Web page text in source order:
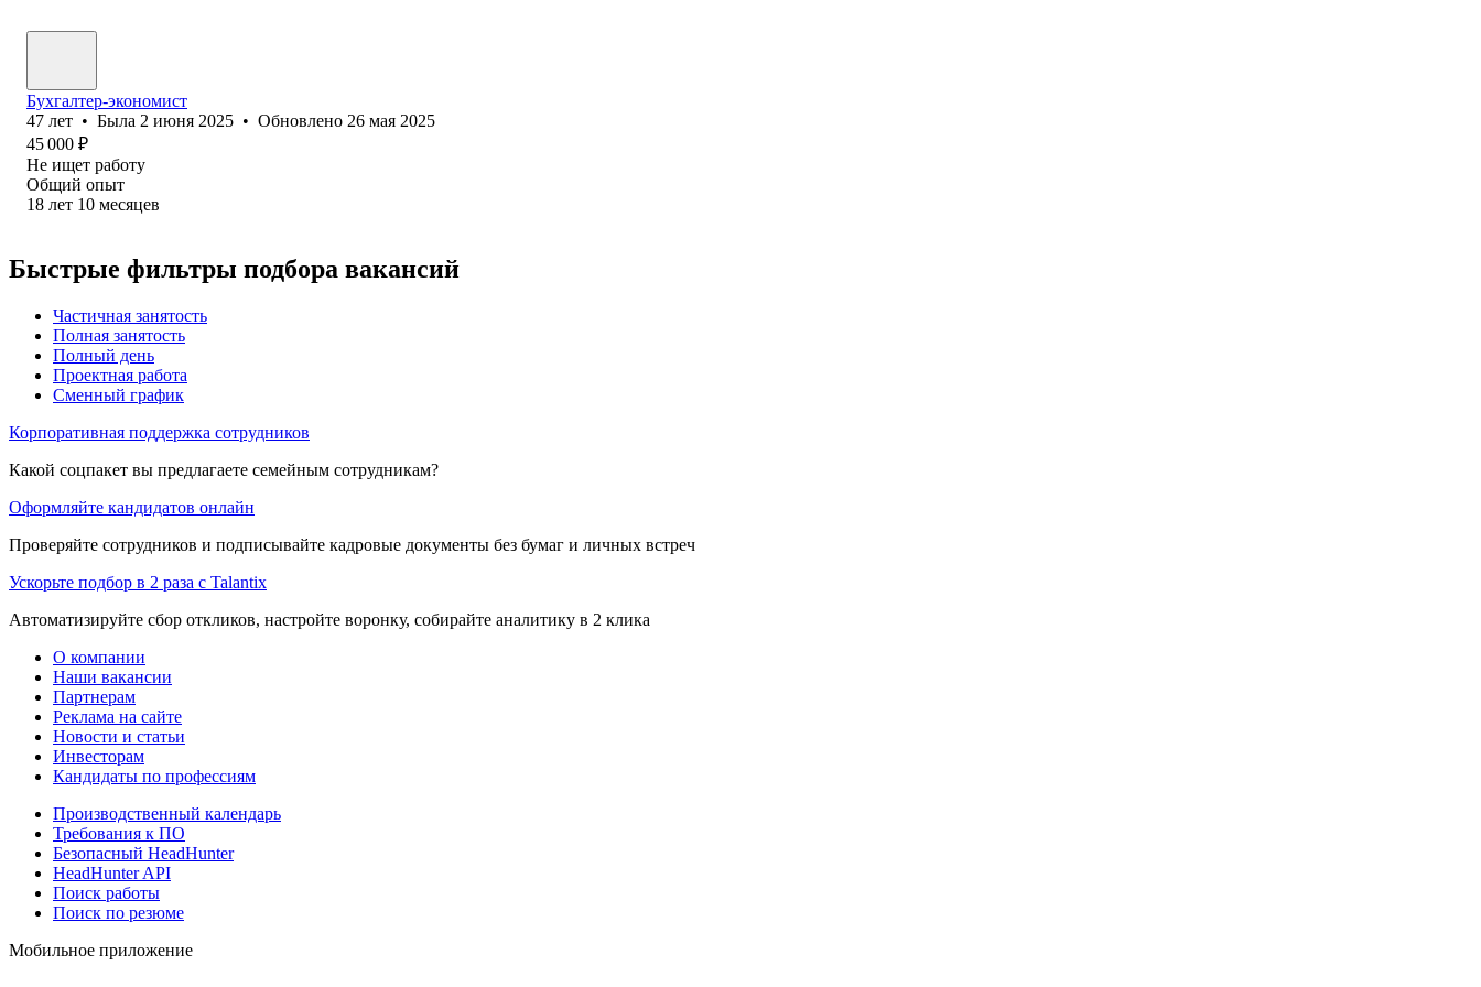
Бухгалтер-экономист
47 лет • Была 2 июня 2025 • Обновлено 26 мая 2025
45 000 ₽
Не ищет работу
Общий опыт
18 лет 10 месяцев
Быстрые фильтры подбора вакансий
Частичная занятость
Полная занятость
Полный день
Проектная работа
Сменный график
Корпоративная поддержка сотрудников
Какой соцпакет вы предлагаете семейным сотрудникам?
Оформляйте кандидатов онлайн
Проверяйте сотрудников и подписывайте кадровые документы без бумаг и личных встреч
Ускорьте подбор в 2 раза с Talantix
Автоматизируйте сбор откликов, настройте воронку, собирайте аналитику в 2 клика
О компании
Наши вакансии
Партнерам
Реклама на сайте
Новости и статьи
Инвесторам
Кандидаты по профессиям
Производственный календарь
Требования к ПО
Безопасный HeadHunter
HeadHunter API
Поиск работы
Поиск по резюме
Мобильное приложение